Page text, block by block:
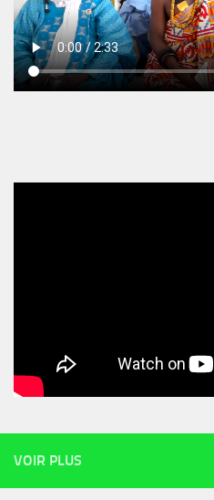
VOIR PLUS